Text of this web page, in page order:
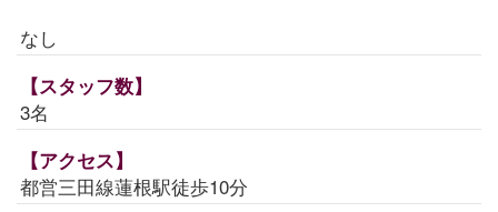
なし
【スタッフ数】
3名
【アクセス】
都営三田線蓮根駅徒歩10分